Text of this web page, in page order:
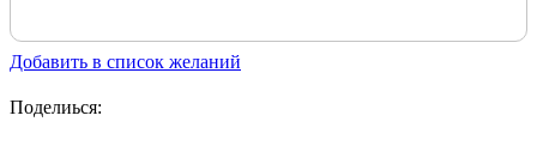
Добавить в список желаний
Поделиься: